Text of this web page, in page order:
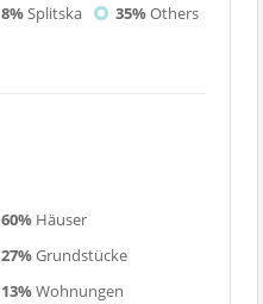
8%Splitska 35%Others
60% Häuser
27%Grundstücke
13%Wohnungen